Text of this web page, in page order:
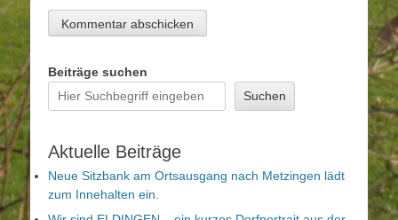
Beiträge suchen
Suchen
Aktuelle Beiträge
Neue Sitzbank am Ortsausgang nach Metzingen lädt
zum Innehalten ein.